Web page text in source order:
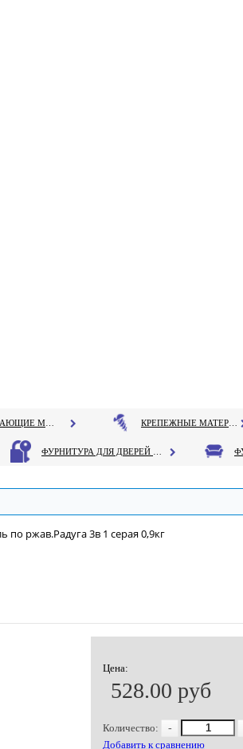
по ржав.Радуга 3в 1 серая 0,9кг
Цена:
528.00 руб
Количество: -
Добавить к сравнению